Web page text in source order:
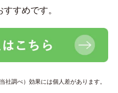
すめです。
調べ）効果には個人差があります。